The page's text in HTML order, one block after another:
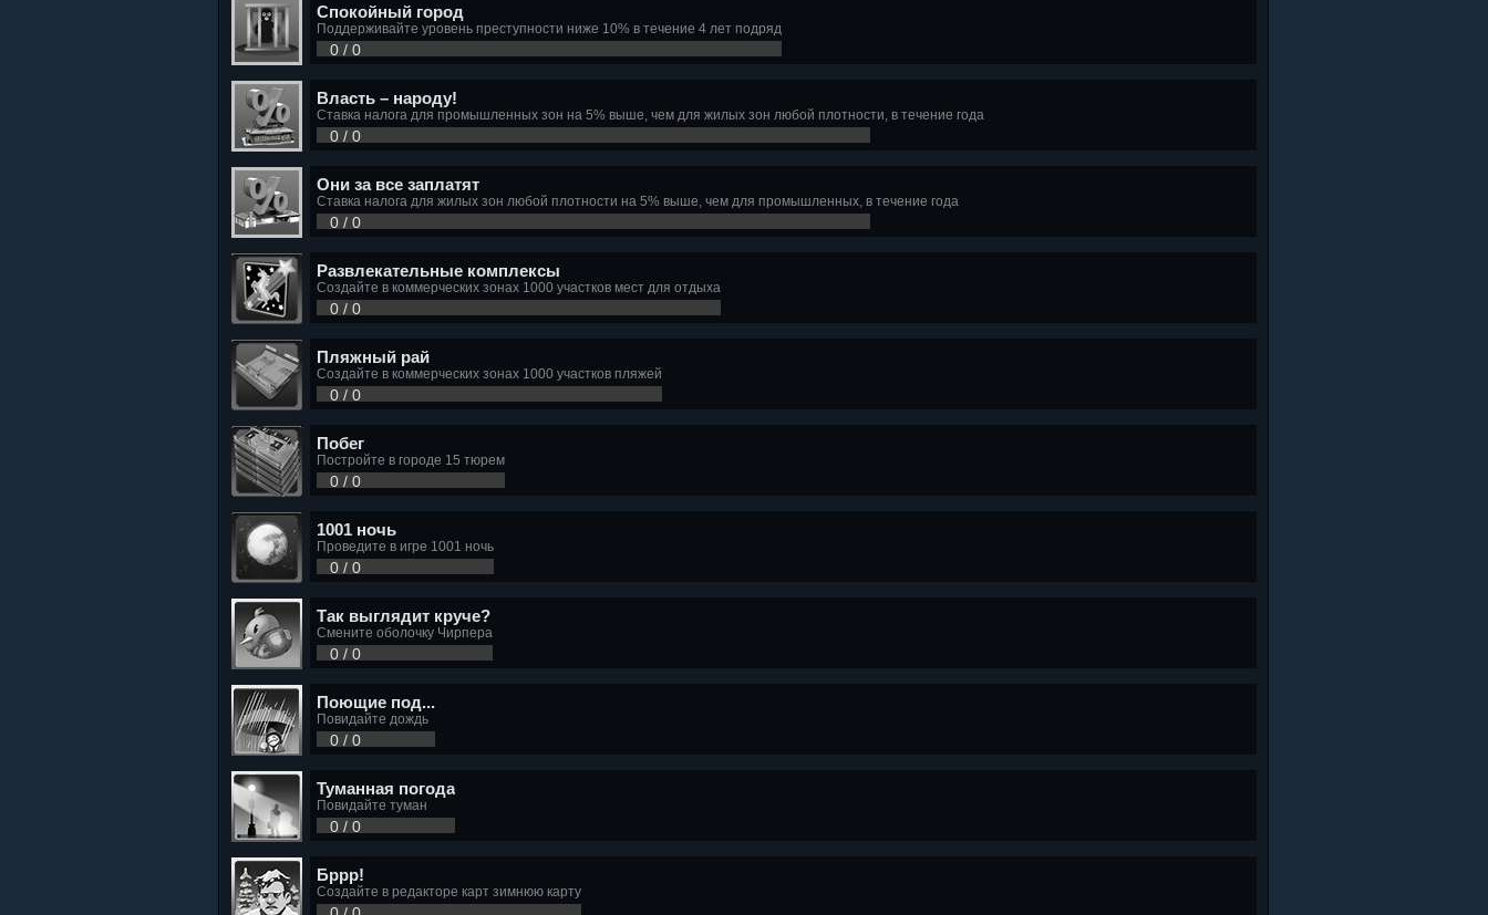
Спокойный город
Поддерживайте уровень преступности ниже 10% в течение 4 лет подряд
0 / 0
Власть – народу!
Ставка налога для промышленных зон на 5% выше, чем для жилых зон любой плотности, в течение года
0 / 0
Они за все заплатят
Ставка налога для жилых зон любой плотности на 5% выше, чем для промышленных, в течение года
0 / 0
Развлекательные комплексы
Создайте в коммерческих зонах 1000 участков мест для отдыха
0 / 0
Пляжный рай
Создайте в коммерческих зонах 1000 участков пляжей
0 / 0
Побег
Постройте в городе 15 тюрем
0 / 0
1001 ночь
Проведите в игре 1001 ночь
0 / 0
Так выглядит круче?
Смените оболочку Чирпера
0 / 0
Поющие под...
Повидайте дождь
0 / 0
Туманная погода
Повидайте туман
0 / 0
Бррр!
Создайте в редакторе карт зимнюю карту